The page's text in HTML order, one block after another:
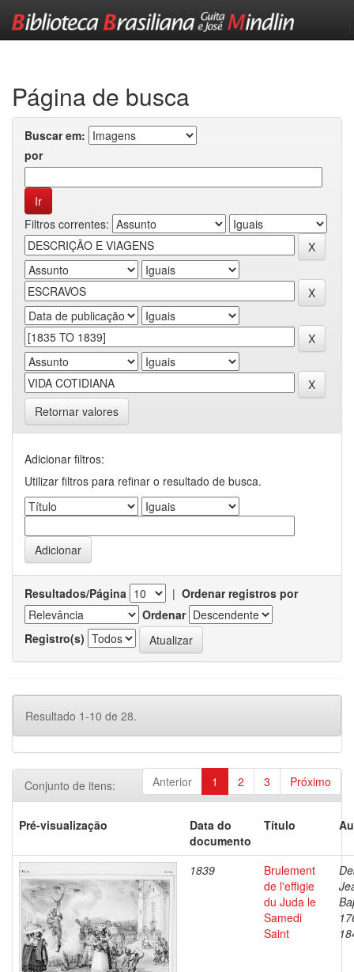
Página de busca
Buscar em:
por
Filtros correntes:
Retornar valores
Adicionar filtros:
Utilizar filtros para refinar o resultado de busca.
Resultados/Página | Ordenar registros por
Ordenar
Registro(s)
Resultado 1-10 de 28.
Anterior 1 2 3 Próximo
Conjunto de itens:
Pré-visualização
Data do
documento
Título
1839
Brulement
de l'effigie
du Juda le
Samedi
Saint